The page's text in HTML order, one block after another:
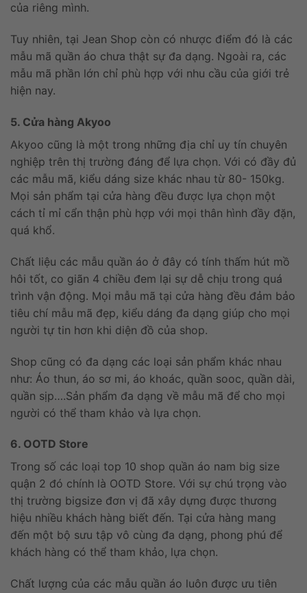
của riêng mình.
Tuy nhiên, tại Jean Shop còn có nhược điểm đó là các
mẫu mã quần áo chưa thật sự đa dạng. Ngoài ra, các
mẫu mã phần lớn chỉ phù hợp với nhu cầu của giới trẻ
hiện nay.
5. Cửa hàng Akyoo
Akyoo cũng là một trong những địa chỉ uy tín chuyên
nghiệp trên thị trường đáng để lựa chọn. Với có đầy đủ
các mẫu mã, kiểu dáng size khác nhau từ 80- 150kg.
Mọi sản phẩm tại cửa hàng đều được lựa chọn một
cách tỉ mỉ cẩn thận phù hợp với mọi thân hình đầy đặn,
quá khổ.
Chất liệu các mẫu quần áo ở đây có tính thấm hút mồ
hôi tốt, co giãn 4 chiều đem lại sự dễ chịu trong quá
trình vận động. Mọi mẫu mã tại cửa hàng đều đảm bảo
tiêu chí mẫu mã đẹp, kiểu dáng đa dạng giúp cho mọi
người tự tin hơn khi diện đồ của shop.
Shop cũng có đa dạng các loại sản phẩm khác nhau
như: Áo thun, áo sơ mi, áo khoác, quần sooc, quần dài,
quần sịp….Sản phẩm đa dạng về mẫu mã để cho mọi
người có thể tham khảo và lựa chọn.
6. OOTD Store
Trong số các loại top 10 shop quần áo nam big size
quận 2 đó chính là OOTD Store. Với sự chú trọng vào
thị trường bigsize đơn vị đã xây dựng được thương
hiệu nhiều khách hàng biết đến. Tại cửa hàng mang
đến một bộ sưu tập vô cùng đa dạng, phong phú để
khách hàng có thể tham khảo, lựa chọn.
Chất lượng của các mẫu quần áo luôn được ưu tiên